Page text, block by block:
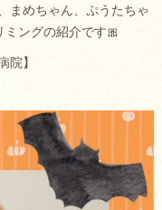
まめちゃん、ぷうたちゃ
ミングの紹介です🎀
院】